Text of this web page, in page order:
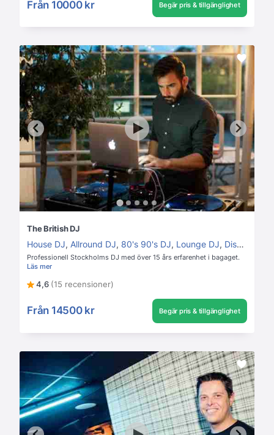
Från 10000 kr Begär pris & tillgänglighet
The British DJ
House DJ, Allround DJ, 80's 90's DJ, Lounge DJ, Disco DJ
Professionell Stockholms DJ med över 15 års erfarenhet i bagaget.
Läs mer
4,6 (15 recensioner)
Från 14500 kr Begär pris & tillgänglighet